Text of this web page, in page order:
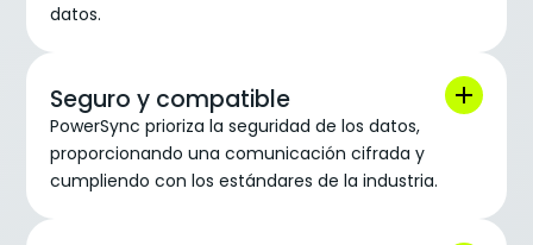
datos.
Seguro y compatible
PowerSync prioriza la seguridad de los datos,
proporcionando una comunicación cifrada y
cumpliendo con los estándares de la industria.